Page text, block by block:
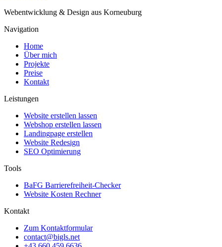
Webentwicklung & Design aus Korneuburg
Navigation
Home
Über mich
Projekte
Preise
Kontakt
Leistungen
Website erstellen lassen
Webshop erstellen lassen
Landingpage erstellen
Website Redesign
SEO Optimierung
Tools
BaFG Barrierefreiheit-Checker
Website Kosten Rechner
Kontakt
Zum Kontaktformular
contact@bigls.net